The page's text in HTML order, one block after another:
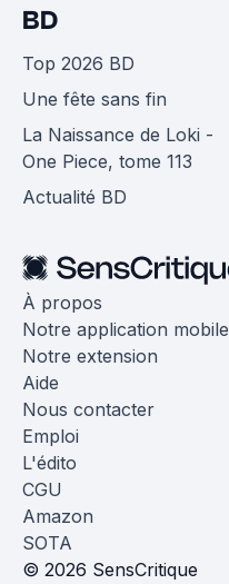
BD
Top 2026 BD
Une fête sans fin
La Naissance de Loki -
One Piece, tome 113
Actualité BD
À propos
Notre application mobile
Notre extension
Aide
Nous contacter
Emploi
L'édito
CGU
Amazon
SOTA
© 2026 SensCritique